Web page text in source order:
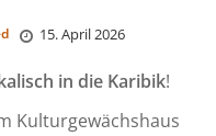
15. April 2026
in die Karibik!
Kulturgewächshaus